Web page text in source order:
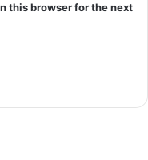
this browser for the next